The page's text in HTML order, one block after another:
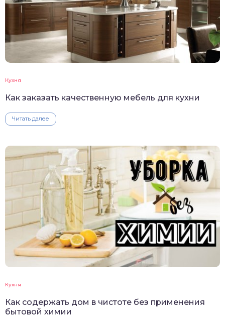
Кухня
Как заказать качественную мебель для кухни
Читать далее
Кухня
Как содержать дом в чистоте без применения
бытовой химии